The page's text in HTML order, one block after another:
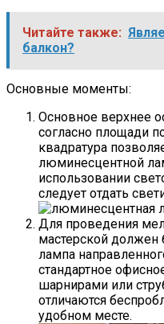
Читайте также:
балкон?
Основные моменты:
Основное верхнее
согласно площади
квадратура
люминесцентной
использовании
следует отдать
Для проведения
мастерской
лампа
стандартное
шарнирами или
отличаются
удобном месте.